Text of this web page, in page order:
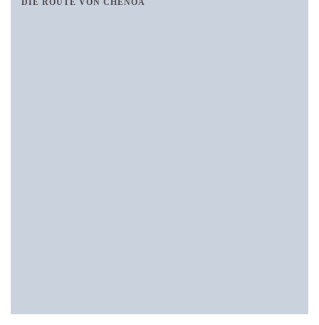
DIE ROUTE VON CHENOA